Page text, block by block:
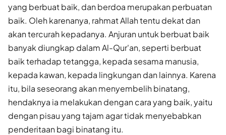
yang berbuat baik, dan berdoa merupakan perbuatan
baik. Oleh karenanya, rahmat Allah tentu dekat dan
akan tercurah kepadanya. Anjuran untuk berbuat baik
banyak diungkap dalam Al-Qur'an, seperti berbuat
baik terhadap tetangga, kepada sesama manusia,
kepada kawan, kepada lingkungan dan lainnya. Karena
itu, bila seseorang akan menyembelih binatang,
hendaknya ia melakukan dengan cara yang baik, yaitu
dengan pisau yang tajam agar tidak menyebabkan
penderitaan bagi binatang itu.